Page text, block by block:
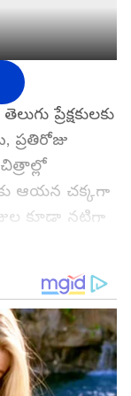
ప్రేక్షకులకు
ఆయన చక్కగా
కూడా నటిగా
తెలుగు